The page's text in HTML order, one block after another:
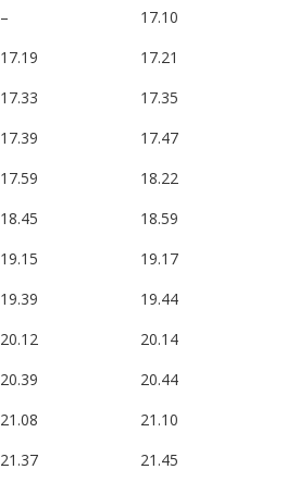
–
17.10
17.19
17.21
17.33
17.35
17.39
17.47
17.59
18.22
18.45
18.59
19.15
19.17
19.39
19.44
20.12
20.14
20.39
20.44
21.08
21.10
21.37
21.45